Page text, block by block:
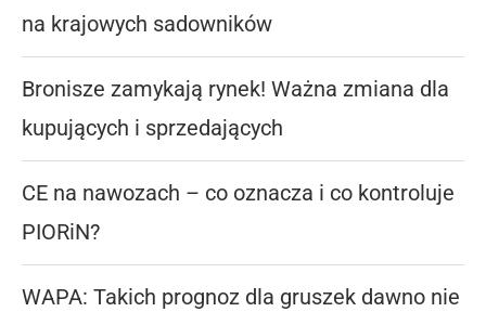
na krajowych sadowników
Bronisze zamykają rynek! Ważna zmiana dla
kupujących i sprzedających
CE na nawozach – co oznacza i co kontroluje
PIORiN?
WAPA: Takich prognoz dla gruszek dawno nie